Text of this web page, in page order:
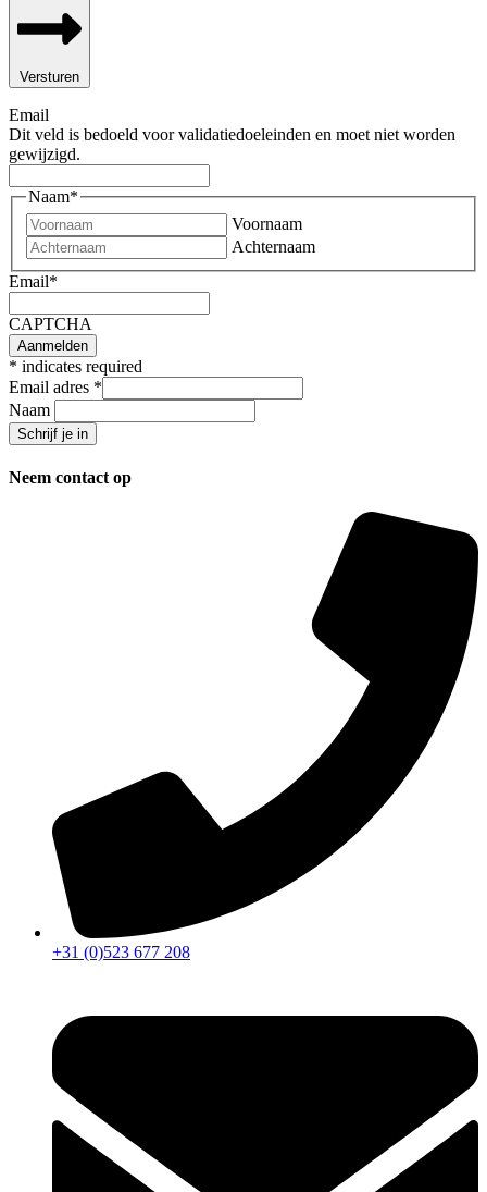
Versturen
Email
Dit veld is bedoeld voor validatiedoeleinden en moet niet worden
gewijzigd.
Naam*
Voornaam
Achternaam
Email*
CAPTCHA
* indicates required
Email adres *
Naam
Neem contact op
+31 (0)523 677 208